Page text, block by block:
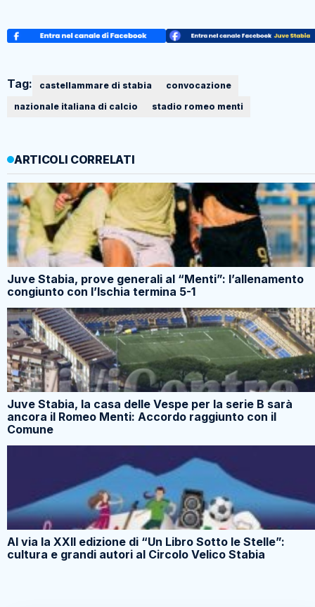
Tag: castellammare di stabia
convocazione
nazionale italiana di calcio
stadio romeo menti
ARTICOLI CORRELATI
Juve Stabia, prove generali al “Menti”: l’allenamento
congiunto con l’Ischia termina 5-1
Juve Stabia, la casa delle Vespe per la serie B sarà
ancora il Romeo Menti: Accordo raggiunto con il
Comune
Al via la XXII edizione di “Un Libro Sotto le Stelle”:
cultura e grandi autori al Circolo Velico Stabia